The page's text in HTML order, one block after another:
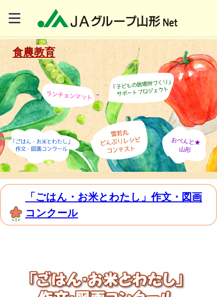
食農教育
「ごはん・お米とわたし」作文・図画
コンクール